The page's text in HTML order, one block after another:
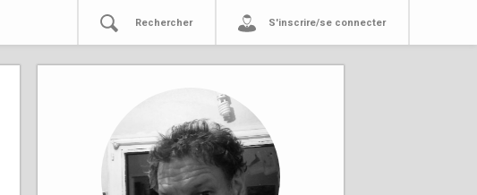
Rechercher S'inscrire/se connecter